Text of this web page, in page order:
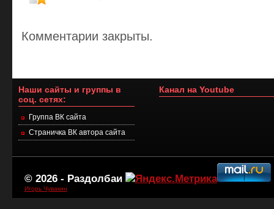
Комментарии закрыты.
Наши сайты и группы в
соц. сетях:
Группа ВК сайта
Страничка ВК автора сайта
Канал на Youtube
© 2026 - Раздолбаи
Игорь Чувакин